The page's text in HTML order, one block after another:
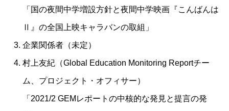
「国の夜間中学増設方針と夜間中学映画『こんばんは
Ⅱ』の全国上映キャラバンの取組」
企業関係者（未定）
村上友紀（Global Education Monitoring Reportチー
ム、プロジェクト・オフィサー）
「2021/2 GEMレポートの中核的な発見と提言の発